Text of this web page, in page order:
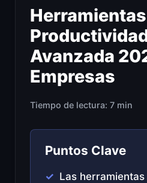
Avanzada
Empresas
Tiempo de lectura: 7 min
Puntos Clave
Las